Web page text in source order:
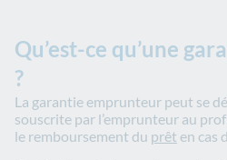
Qu’est-ce qu’une
?
La garantie emprunteur peut se
souscrite par l’emprunteur au
le remboursement du prêt en cas